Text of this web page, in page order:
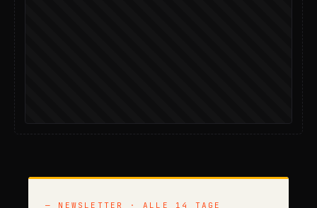
— NEWSLETTER · ALLE 14 TAGE